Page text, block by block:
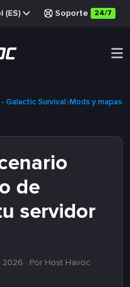
(ES) Soporte 24/7
Galactic Survival Mods y mapas
de
servidor
2026 · Por Host Havoc